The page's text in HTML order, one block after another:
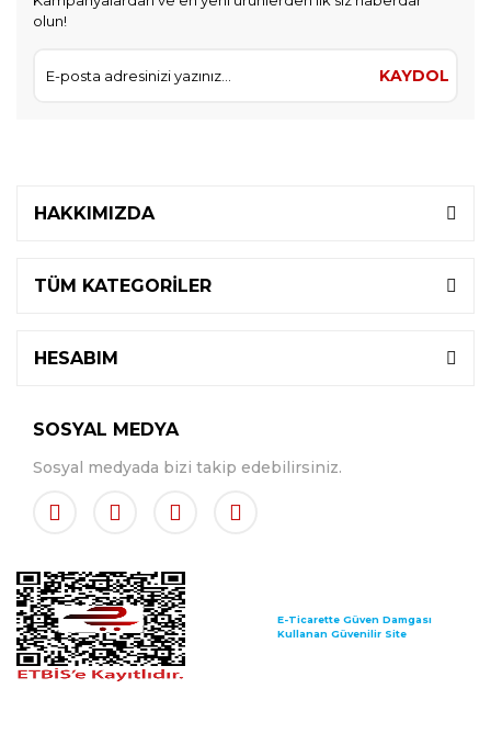
olun!
KAYDOL
HAKKIMIZDA
TÜM KATEGORİLER
HESABIM
SOSYAL MEDYA
Sosyal medyada bizi takip edebilirsiniz.
E-Ticarette Güven Damgası
Kullanan Güvenilir Site